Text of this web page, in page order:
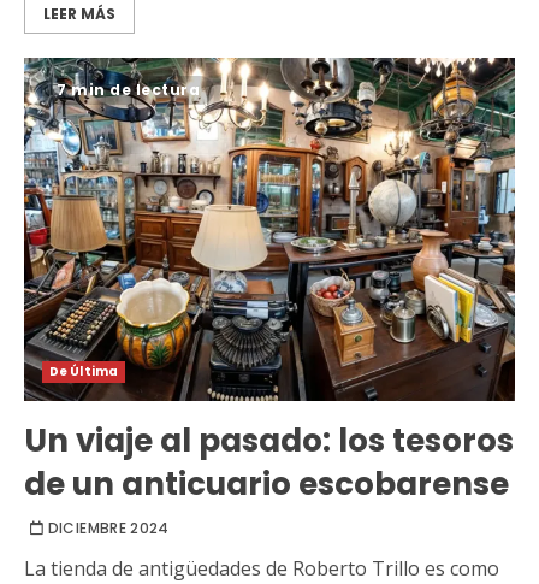
LEER MÁS
7 min de lectura
De Última
Un viaje al pasado: los tesoros
de un anticuario escobarense
DICIEMBRE 2024
La tienda de antigüedades de Roberto Trillo es como